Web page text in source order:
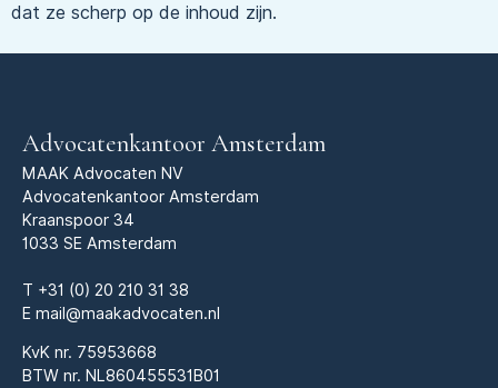
dat ze scherp op de inhoud zijn.
Advocatenkantoor Amsterdam
MAAK Advocaten NV
Advocatenkantoor Amsterdam
Kraanspoor 34
1033 SE Amsterdam
T +31 (0) 20 210 31 38
E mail@maakadvocaten.nl
KvK nr. 75953668
BTW nr. NL860455531B01